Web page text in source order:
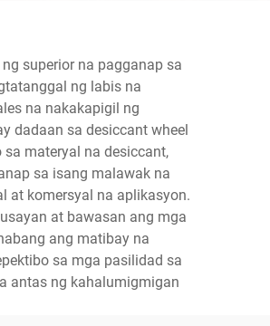
superior na pagganap sa
ng labis na
na nakakapigil ng
dadaan sa desiccant wheel
materyal na desiccant,
sa isang malawak na
at komersyal na aplikasyon.
at bawasan ang mga
ang matibay na
sa mga pasilidad sa
antas ng kahalumigmigan